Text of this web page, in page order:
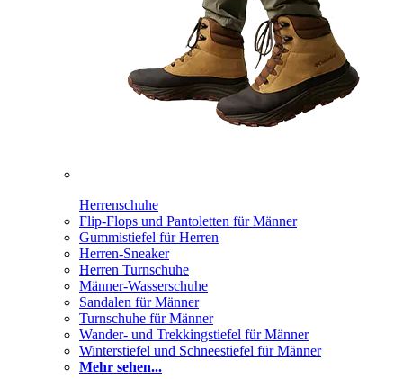
Herrenschuhe
Flip-Flops und Pantoletten für Männer
Gummistiefel für Herren
Herren-Sneaker
Herren Turnschuhe
Männer-Wasserschuhe
Sandalen für Männer
Turnschuhe für Männer
Wander- und Trekkingstiefel für Männer
Winterstiefel und Schneestiefel für Männer
Mehr sehen...